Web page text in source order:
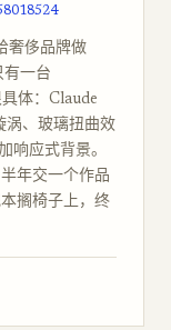
奢侈品牌做
有一台
体：Claude
涡、玻璃扭曲效
响应式背景。
年交一个作品
搁椅子上，终